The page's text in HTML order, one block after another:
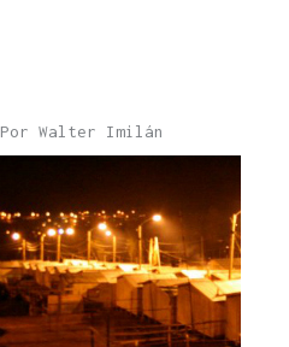
Por Walter Imilán